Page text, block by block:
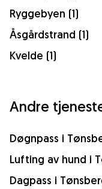
Ryggebyen (1)
Åsgårdstrand (1)
Kvelde (1)
Andre
Døgnpass i
Lufting av hund i
Dagpass i